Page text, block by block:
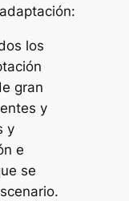
los
gran
y
y
e
se